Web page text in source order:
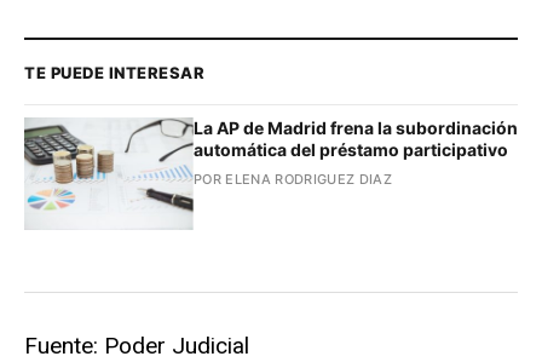
TE PUEDE INTERESAR
La AP de Madrid frena la subordinación
automática del préstamo participativo
POR ELENA RODRIGUEZ DIAZ
Fuente: Poder Judicial